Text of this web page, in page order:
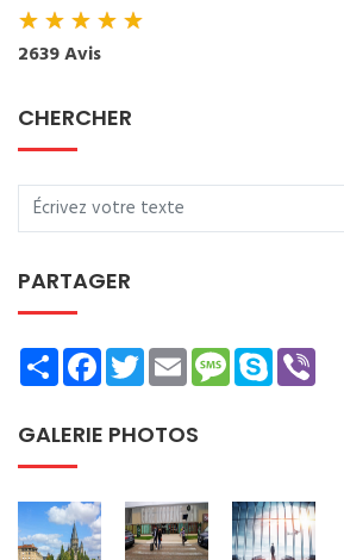
★★★★★
2639 Avis
CHERCHER
PARTAGER
ShareFacebookTwitterEmailMessage
Skype
GALERIE PHOTOS